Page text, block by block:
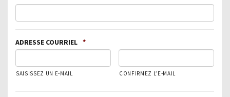
ADRESSE COURRIEL *
SAISISSEZ UN E-MAIL CONFIRMEZ L’E-MAIL